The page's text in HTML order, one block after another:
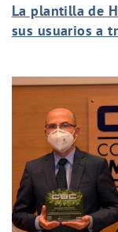
La plantilla de
sus usuarios a